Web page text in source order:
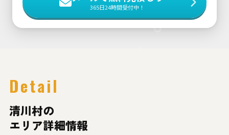
365日24時間受付中！
Detail
清川村の
エリア詳細情報